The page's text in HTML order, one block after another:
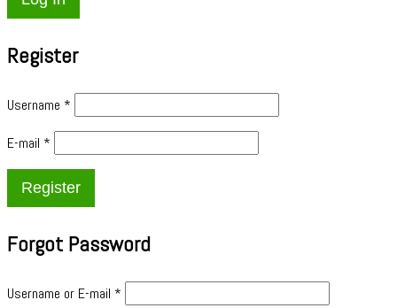
Register
Username *
E-mail *
Forgot Password
Username or E-mail *